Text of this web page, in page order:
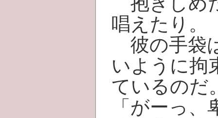
唱えたり。
彼の手袋
いように拘
ているのだ
「がーっ